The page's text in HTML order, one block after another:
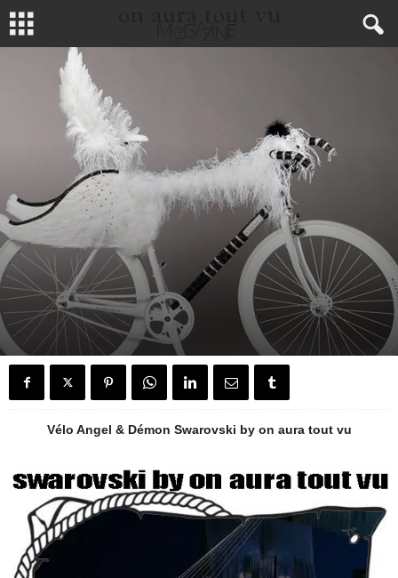
LIFE STYLE ARCHITECTURE & DESIGN
Vélo Angel & Démon Swarovski by on aura tout vu